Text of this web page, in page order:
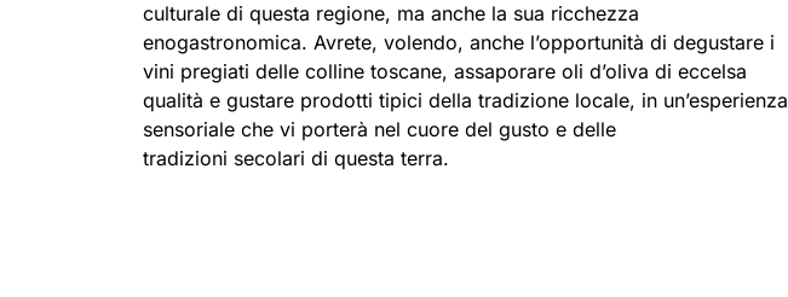
culturale di questa regione, ma anche la sua ricchezza
enogastronomica. Avrete, volendo, anche l’opportunità di degustare i
vini pregiati delle colline toscane, assaporare oli d’oliva di eccelsa
qualità e gustare prodotti tipici della tradizione locale, in un’esperienza
sensoriale che vi porterà nel cuore del gusto e delle
tradizioni secolari di questa terra.